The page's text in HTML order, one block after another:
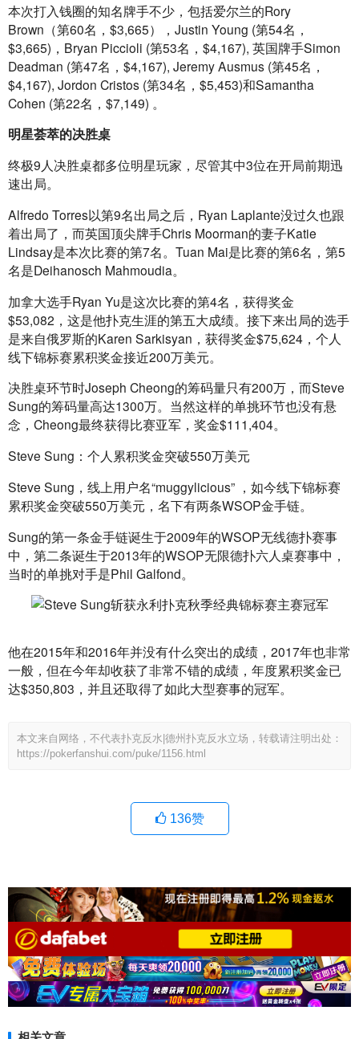
本次打入钱圈的知名牌手不少，包括爱尔兰的Rory
Brown（第60名，$3,665），Justin Young (第54名，
$3,665)，Bryan Piccioli (第53名，$4,167), 英国牌手Simon
Deadman (第47名，$4,167), Jeremy Ausmus (第45名，
$4,167), Jordon Cristos (第34名，$5,453)和Samantha
Cohen (第22名，$7,149) 。
明星荟萃的决胜桌
终极9人决胜桌都多位明星玩家，尽管其中3位在开局前期迅
速出局。
Alfredo Torres以第9名出局之后，Ryan Laplante没过久也跟
着出局了，而英国顶尖牌手Chris Moorman的妻子Katie
Lindsay是本次比赛的第7名。Tuan Mai是比赛的第6名，第5
名是Deihanosch Mahmoudia。
加拿大选手Ryan Yu是这次比赛的第4名，获得奖金
$53,082，这是他扑克生涯的第五大成绩。接下来出局的选手
是来自俄罗斯的Karen Sarkisyan，获得奖金$75,624，个人
线下锦标赛累积奖金接近200万美元。
决胜桌环节时Joseph Cheong的筹码量只有200万，而Steve
Sung的筹码量高达1300万。当然这样的单挑环节也没有悬
念，Cheong最终获得比赛亚军，奖金$111,404。
Steve Sung：个人累积奖金突破550万美元
Steve Sung，线上用户名“muggylicious” ，如今线下锦标赛
累积奖金突破550万美元，名下有两条WSOP金手链。
Sung的第一条金手链诞生于2009年的WSOP无线德扑赛事
中，第二条诞生于2013年的WSOP无限德扑六人桌赛事中，
当时的单挑对手是Phil Galfond。
他在2015年和2016年并没有什么突出的成绩，2017年也非常
一般，但在今年却收获了非常不错的成绩，年度累积奖金已
达$350,803，并且还取得了如此大型赛事的冠军。
本文来自网络，不代表扑克反水|德州扑克反水立场，转载请注明出处：
https://pokerfanshui.com/puke/1156.html
136赞